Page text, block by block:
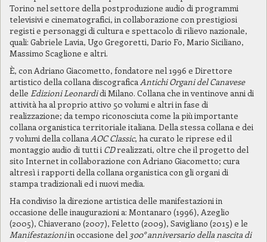
Torino nel settore della postproduzione audio di programmi
televisivi e cinematografici, in collaborazione con prestigiosi
registi e personaggi di cultura e spettacolo di rilievo nazionale,
quali: Gabriele Lavia, Ugo Gregoretti, Dario Fo, Mario Siciliano,
Massimo Scaglione e altri.
È, con Adriano Giacometto, fondatore nel 1996 e Direttore
artistico della collana discograficaAntichi Organi del Canavese
delle Edizioni Leonardidi Milano. Collana che in ventinove anni di
attività ha al proprio attivo 50 volumi e altri in fase di
realizzazione; da tempo riconosciuta come la più importante
collana organistica territoriale italiana. Della stessa collana e dei
7 volumi della collanaAOC Classic, ha curato le riprese ed il
montaggio audio di tutti i CDrealizzati, oltre che il progetto del
sito Internet in collaborazione con Adriano Giacometto; cura
altresì i rapporti della collana organistica con gli organi di
stampa tradizionali ed i nuovi media.
Ha condiviso la direzione artistica delle manifestazioni in
occasione delle inaugurazioni a: Montanaro (1996), Azeglio
(2005), Chiaverano (2007), Feletto (2009), Savigliano (2015) e le
Manifestazioniin occasione del 300° anniversario della nascita di